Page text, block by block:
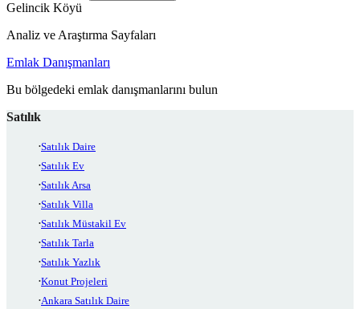
Gelincik Köyü
Analiz ve Araştırma Sayfaları
Emlak Danışmanları
Bu bölgedeki emlak danışmanlarını bulun
Satılık
Satılık Daire
Satılık Ev
Satılık Arsa
Satılık Villa
Satılık Müstakil Ev
Satılık Tarla
Satılık Yazlık
Konut Projeleri
Ankara Satılık Daire